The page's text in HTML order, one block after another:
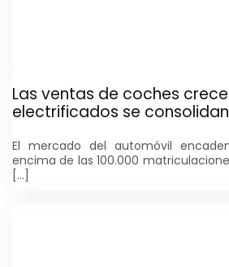
Las ventas de coches
electrificados se
El mercado del automóvil
encima de las 100.000
[…]